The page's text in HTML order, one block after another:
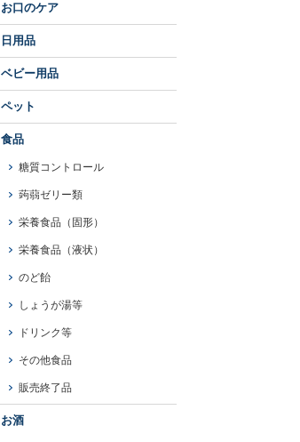
お口のケア
日用品
ベビー用品
ペット
食品
糖質コントロール
蒟蒻ゼリー類
栄養食品（固形）
栄養食品（液状）
のど飴
しょうが湯等
ドリンク等
その他食品
販売終了品
お酒